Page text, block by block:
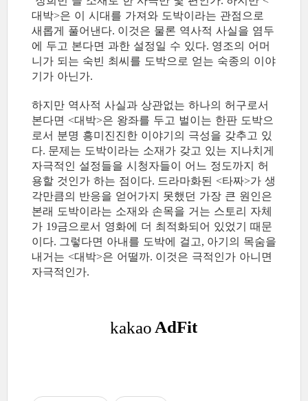
대박>은 이 시대를 가져와 도박이라는 관점으로
새롭게 풀어낸다. 이것은 물론 역사적 사실을 염두
에 두고 본다면 과한 설정일 수 있다. 영조의 어머
니가 되는 숙빈 최씨를 도박으로 얻는 숙종의 이야
기가 아닌가.
하지만 역사적 사실과 상관없는 하나의 허구로서
본다면 <대박>은 왕좌를 두고 벌이는 한판 도박으
로서 분명 흥미진진한 이야기의 극성을 갖추고 있
다. 문제는 도박이라는 소재가 갖고 있는 지나치게
자극적인 설정들을 시청자들이 어느 정도까지 허
용할 것인가 하는 점이다. 드라마화된 <타짜>가 생
각만큼의 반응을 얻어가지 못했던 가장 큰 원인은
본래 도박이라는 소재와 손목을 거는 스토리 자체
가 19금으로서 영화에 더 최적화되어 있었기 때문
이다. 그렇다면 아내를 도박에 걸고, 아기의 목숨을
내거는 <대박>은 어떨까. 이것은 극적인가 아니면
자극적인가.